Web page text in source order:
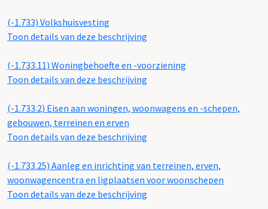
(-1.733) Volkshuisvesting
Toon details van deze beschrijving
(-1.733.11) Woningbehoefte en -voorziening
Toon details van deze beschrijving
(-1.733.2) Eisen aan woningen, woonwagens en -schepen,
gebouwen, terreinen en erven
Toon details van deze beschrijving
(-1.733.25) Aanleg en inrichting van terreinen, erven,
woonwagencentra en ligplaatsen voor woonschepen
Toon details van deze beschrijving